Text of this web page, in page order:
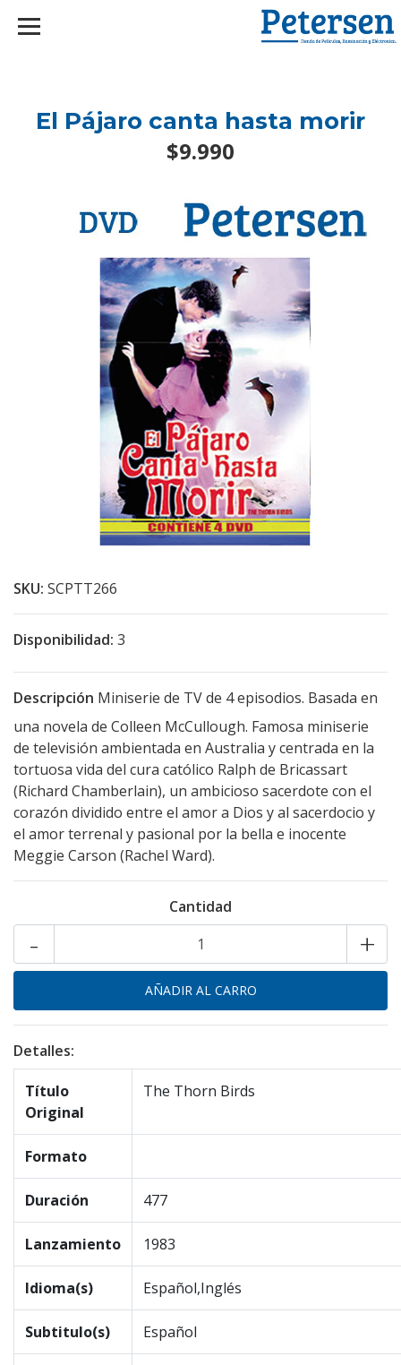
El Pájaro canta hasta morir
$9.990
SKU: SCPTT266
Disponibilidad: 3
Descripción Miniserie de TV de 4 episodios. Basada en
una novela de Colleen McCullough. Famosa miniserie
de televisión ambientada en Australia y centrada en la
tortuosa vida del cura católico Ralph de Bricassart
(Richard Chamberlain), un ambicioso sacerdote con el
corazón dividido entre el amor a Dios y al sacerdocio y
el amor terrenal y pasional por la bella e inocente
Meggie Carson (Rachel Ward).
Cantidad
+
-
Detalles:
Título
Original
The Thorn Birds
Formato
Duración 477
Lanzamiento 1983
Idioma(s) Español,Inglés
Subtitulo(s) Español